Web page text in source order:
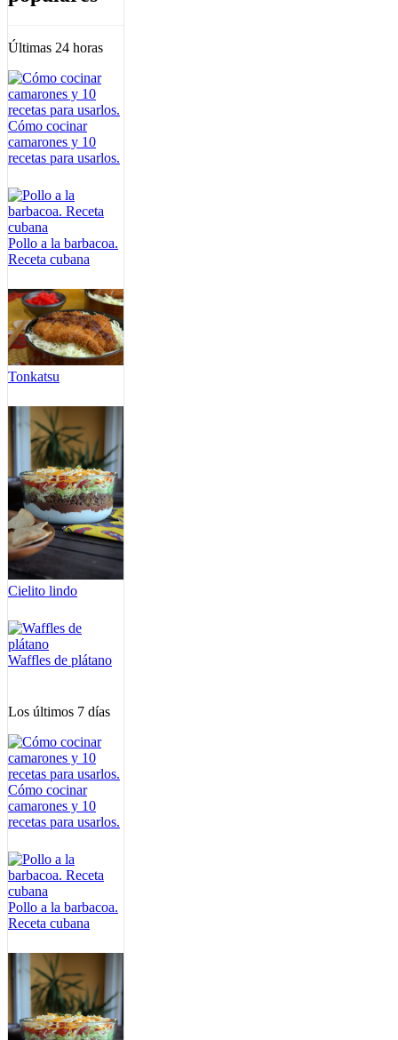
Últimas 24 horas
Cómo cocinar
camarones y 10
recetas para usarlos.
Pollo a la barbacoa.
Receta cubana
Tonkatsu
Cielito lindo
Waffles de plátano
Los últimos 7 días
Cómo cocinar
camarones y 10
recetas para usarlos.
Pollo a la barbacoa.
Receta cubana